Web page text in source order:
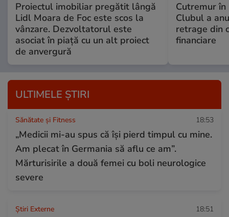
Proiectul imobiliar pregătit lângă
Lidl Moara de Foc este scos la
vânzare. Dezvoltatorul este
asociat în piață cu un alt proiect
de anvergură
Cutremur în
Clubul a
retrage din
financiare
ULTIMELE ȘTIRI
Sănătate și Fitness 18:53
„Medicii mi-au spus că își pierd timpul cu mine.
Am plecat în Germania să aflu ce am”.
Mărturisirile a două femei cu boli neurologice
severe
Știri Externe 18:51